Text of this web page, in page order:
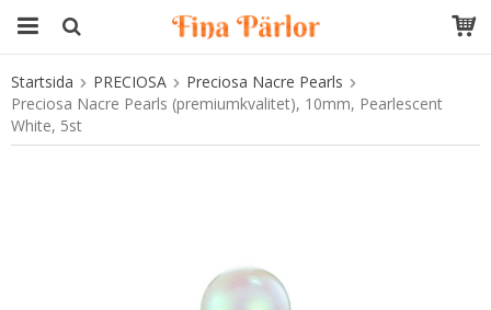
Produkten har blivit tillagd i varukorgen
Startsida PRECIOSA
Preciosa Nacre Pearls
Preciosa Nacre Pearls (premiumkvalitet), 10mm, Pearlescent
White, 5st